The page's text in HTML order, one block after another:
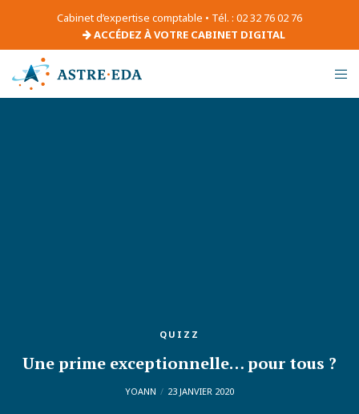
Cabinet d’expertise comptable • Tél. : 02 32 76 02 76
ACCÉDEZ À VOTRE CABINET DIGITAL
QUIZZ
Une prime exceptionnelle… pour tous ?
YOANN 23 JANVIER 2020